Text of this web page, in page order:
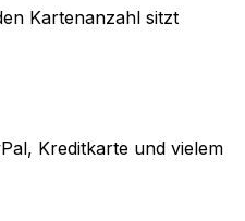
Kartenanzahl sitzt
Kreditkarte und vielem